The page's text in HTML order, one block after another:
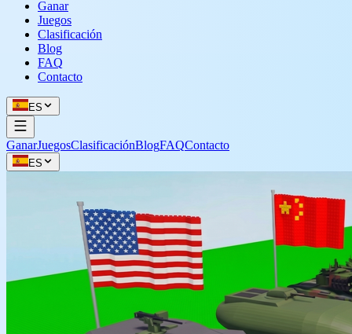
Ganar
Juegos
Clasificación
Blog
FAQ
Contacto
ES
GanarJuegosClasificaciónBlogFAQContacto
ES